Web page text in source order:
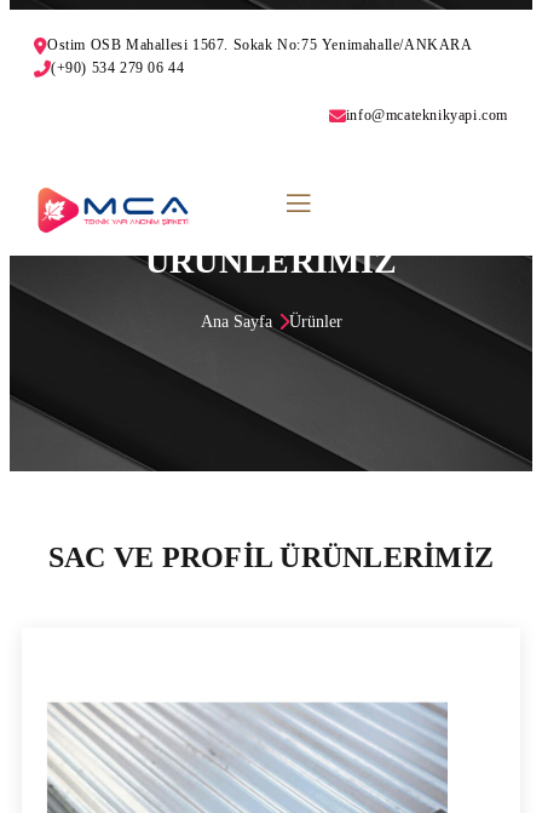
Ostim OSB Mahallesi 1567. Sokak No:75 Yenimahalle/ANKARA
(+90) 534 279 06 44
info@mcateknikyapi.com
SAC VE PROFİL
ÜRÜNLERİMİZ
Ana Sayfa Ürünler
SAC VE PROFİL ÜRÜNLERİMİZ